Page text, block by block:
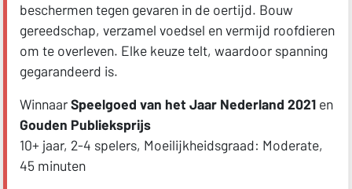
beschermen tegen gevaren in de oertijd. Bouw
gereedschap, verzamel voedsel en vermijd roofdieren
om te overleven. Elke keuze telt, waardoor spanning
gegarandeerd is.
WinnaarSpeelgoed van het Jaar Nederland 2021 en
Gouden Publieksprijs
10+ jaar, 2-4 spelers, Moeilijkheidsgraad: Moderate,
45 minuten